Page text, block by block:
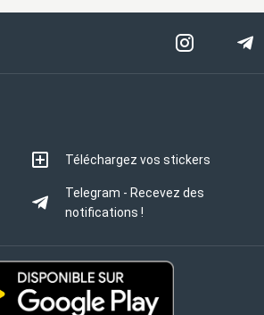
Téléchargez vos stickers
Telegram - Recevez des
notifications !